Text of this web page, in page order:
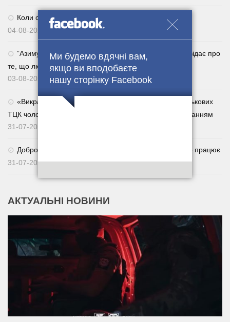
Ми будемо вдячні вам,
якщо ви вподобаєте
нашу сторінку Facebook
Коли обираєш 92 — завжди у виграші. 🇺🇦
04-08-2026
⁨”Азимут”, головний сержант роти 47-ї ОМБр. Розповідає про
те, що люди все активніше повертаються із СЗЧ.
03-08-2026
«Викрадатиму їхніх родичів»: за погрози сім’ям військових
ТЦК чоловік отримав п’ять років із дворічним випробуванням
31-07-2026
Добровільне повернення із СЗЧ через Армія+: як це працює
31-07-2026
АКТУАЛЬНІ НОВИНИ